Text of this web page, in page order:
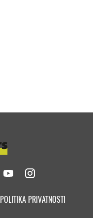
POLITIKA PRIVATNOSTI